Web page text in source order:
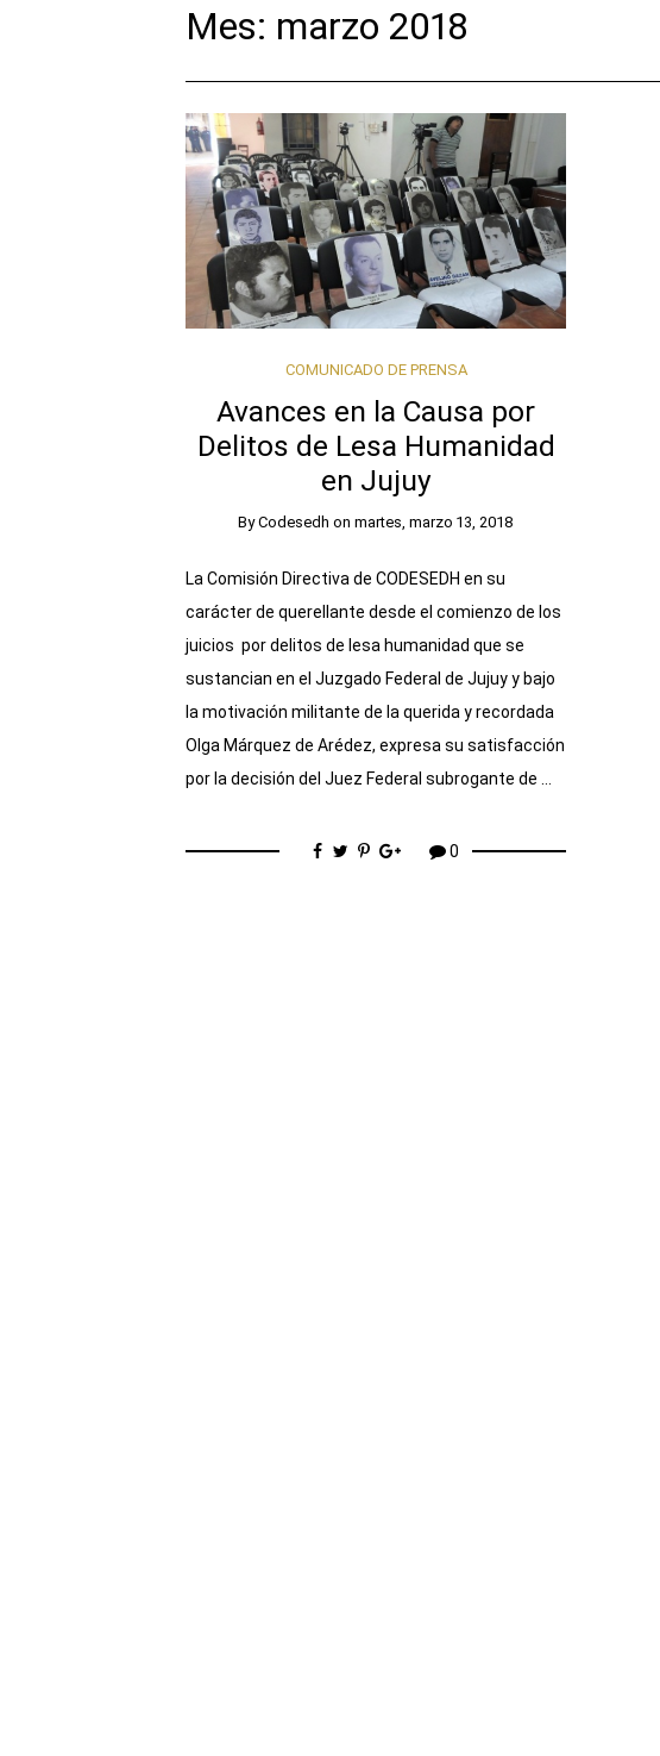
Mes: marzo 2018
COMUNICADO DE PRENSA
Avances en la Causa por
Delitos de Lesa Humanidad
en Jujuy
ByCodesedh onmartes, marzo 13, 2018
La Comisión Directiva de CODESEDH en su
carácter de querellante desde el comienzo de los
juicios por delitos de lesa humanidad que se
sustancian en el Juzgado Federal de Jujuy y bajo
la motivación militante de la querida y recordada
Olga Márquez de Arédez, expresa su satisfacción
por la decisión del Juez Federal subrogante de …
0